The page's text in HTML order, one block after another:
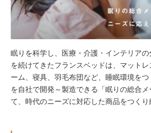
眠りを科学し、医療・介護・インテリア
を続けてきたフランスベッドは、マット
ーム、寝具、羽毛布団など、睡眠環境を
を自社で開発～製造できる「眠りの総合メ
て、時代のニーズに対応した商品をつくり